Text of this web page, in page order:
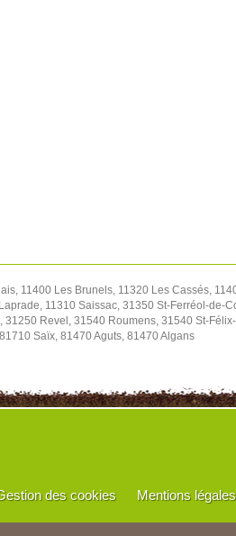
11400 Les Brunels, 11320 Les Cassés,
11310 Saissac, 31350 St-Ferréol-de-
Revel, 31540 Roumens, 31540 St-
Saïx, 81470 Aguts, 81470 Algans
des cookies Mentions légales